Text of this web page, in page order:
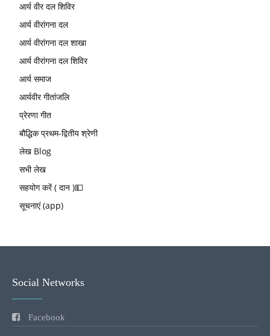
आर्य वीर दल शिविर
आर्य वीरांगना दल
आर्य वीरांगना दल शाखा
आर्य वीरांगना दल शिविर
आर्य समाज
आर्यवीर गीतांजलि
प्रेरणा गीत
बौद्धिक प्रथम-द्वितीय श्रेणी
लेख Blog
सभी लेख
सहयोग करें ( दान )💵
सूचनाएं (app)
Social Networks
Facebook